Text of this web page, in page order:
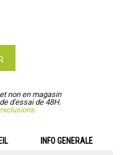
non en magasin
d'essai de 48H.
INFO GENERALE